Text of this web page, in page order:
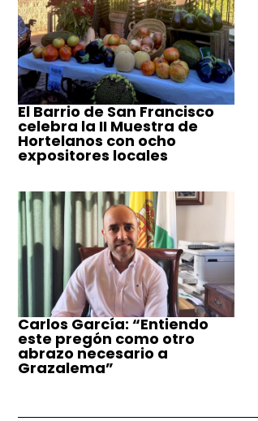
El Barrio de San Francisco
celebra la II Muestra de
Hortelanos con ocho
expositores locales
Carlos García: “Entiendo
este pregón como otro
abrazo necesario a
Grazalema”